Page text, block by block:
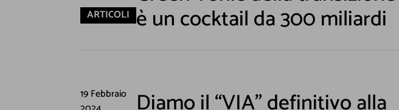
ARTICOLI è un cocktail da 300 miliardi
19 Febbraio